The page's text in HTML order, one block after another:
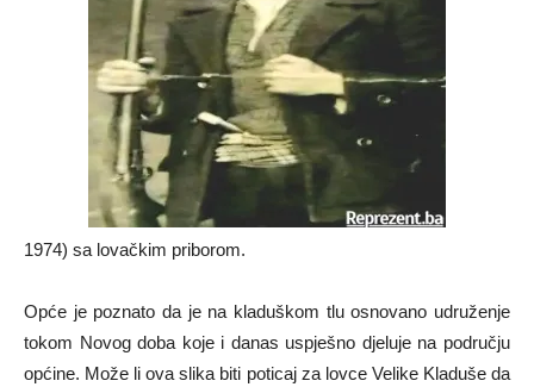
1974) sa lovačkim priborom.
Opće je poznato da je na kladuškom tlu osnovano udruženje
tokom Novog doba koje i danas uspješno djeluje na području
općine. Može li ova slika biti poticaj za lovce Velike Kladuše da